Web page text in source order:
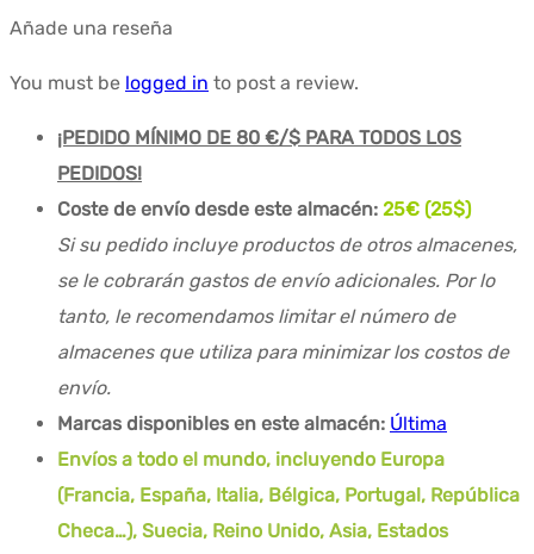
Añade una reseña
You must be logged in to post a review.
¡PEDIDO MÍNIMO DE 80 €/$ PARA TODOS LOS
PEDIDOS!
Coste de envío desde este almacén: 25€ (25$)
Si su pedido incluye productos de otros almacenes,
se le cobrarán gastos de envío adicionales. Por lo
tanto, le recomendamos limitar el número de
almacenes que utiliza para minimizar los costos de
envío.
Marcas disponibles en este almacén: Última
Envíos a todo el mundo, incluyendo Europa
(Francia, España, Italia, Bélgica, Portugal, República
Checa…), Suecia, Reino Unido, Asia, Estados